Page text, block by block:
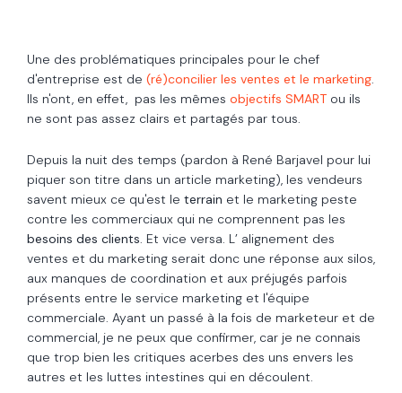
Une des problématiques principales pour le chef
d'entreprise est de (ré)concilier les ventes et le marketing.
Ils n'ont, en effet, pas les mêmes objectifs SMART ou ils
ne sont pas assez clairs et partagés par tous.
Depuis la nuit des temps (pardon à René Barjavel pour lui
piquer son titre dans un article marketing), les vendeurs
savent mieux ce qu'est le terrain et le marketing peste
contre les commerciaux qui ne comprennent pas les
besoins des clients. Et vice versa. L’ alignement des
ventes et du marketing serait donc une réponse aux silos,
aux manques de coordination et aux préjugés parfois
présents entre le service marketing et l'équipe
commerciale. Ayant un passé à la fois de marketeur et de
commercial, je ne peux que confirmer, car je ne connais
que trop bien les critiques acerbes des uns envers les
autres et les luttes intestines qui en découlent.